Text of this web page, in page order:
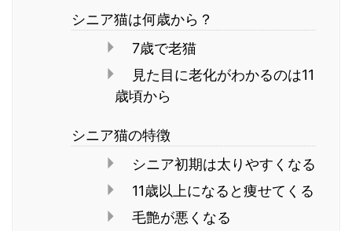
シニア猫は何歳から？
7歳で老猫
見た目に老化がわかるのは11
歳頃から
シニア猫の特徴
シニア初期は太りやすくなる
11歳以上になると痩せてくる
毛艶が悪くなる